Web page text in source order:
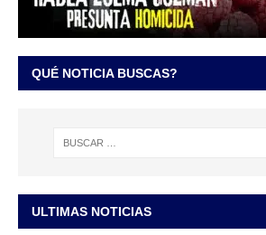
QUÉ NOTICIA BUSCAS?
ULTIMAS NOTICIAS